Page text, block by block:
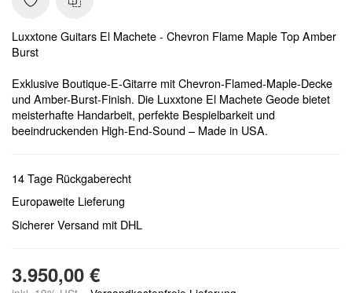
Luxxtone Guitars El Machete - Chevron Flame Maple Top Amber
Burst
Exklusive Boutique-E-Gitarre mit Chevron-Flamed-Maple-Decke
und Amber-Burst-Finish. Die Luxxtone El Machete Geode bietet
meisterhafte Handarbeit, perfekte Bespielbarkeit und
beeindruckenden High-End-Sound – Made in USA.
14 Tage Rückgaberecht
Europaweite Lieferung
Sicherer Versand mit DHL
3.950,00 €